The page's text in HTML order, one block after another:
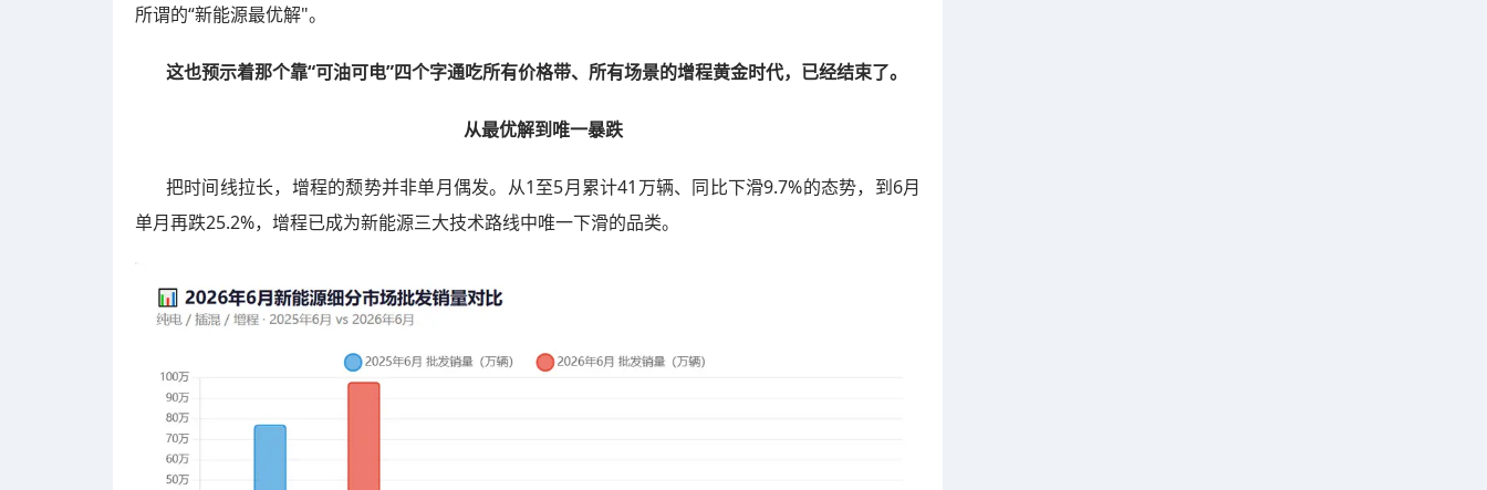
所谓的“新能源最优解"。
这也预示着那个靠“可油可电”四个字通吃所有价格带、所有场景的增程黄金时代，已经结束了。
从最优解到唯一暴跌
把时间线拉长，增程的颓势并非单月偶发。从1至5月累计41万辆、同比下滑9.7%的态势，到6月
单月再跌25.2%，增程已成为新能源三大技术路线中唯一下滑的品类。